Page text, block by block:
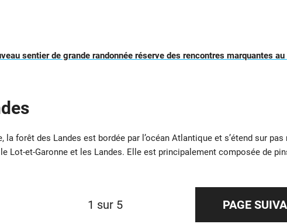
sentier de grande randonnée réserve des rencontres marquantes
la forêt des Landes est bordée par l’océan Atlantique et s’étend sur pas
Lot-et-Garonne et les Landes. Elle est principalement composée de
1 sur 5 PAGE